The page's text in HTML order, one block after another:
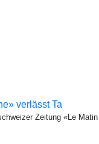
verlässt Ta
Zeitung «Le